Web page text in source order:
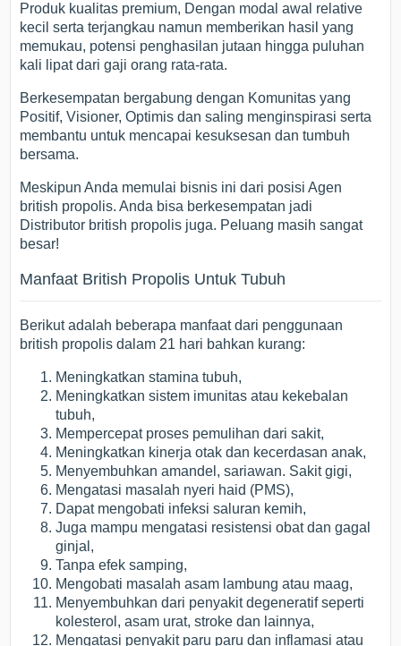
Produk kualitas premium, Dengan modal awal relative
kecil serta terjangkau namun memberikan hasil yang
memukau, potensi penghasilan jutaan hingga puluhan
kali lipat dari gaji orang rata-rata.
Berkesempatan bergabung dengan Komunitas yang
Positif, Visioner, Optimis dan saling menginspirasi serta
membantu untuk mencapai kesuksesan dan tumbuh
bersama.
Meskipun Anda memulai bisnis ini dari posisi Agen
british propolis. Anda bisa berkesempatan jadi
Distributor british propolis juga. Peluang masih sangat
besar!
Manfaat British Propolis Untuk Tubuh
Berikut adalah beberapa manfaat dari penggunaan
british propolis dalam 21 hari bahkan kurang:
Meningkatkan stamina tubuh,
Meningkatkan sistem imunitas atau kekebalan
tubuh,
Mempercepat proses pemulihan dari sakit,
Meningkatkan kinerja otak dan kecerdasan anak,
Menyembuhkan amandel, sariawan. Sakit gigi,
Mengatasi masalah nyeri haid (PMS),
Dapat mengobati infeksi saluran kemih,
Juga mampu mengatasi resistensi obat dan gagal
ginjal,
Tanpa efek samping,
Mengobati masalah asam lambung atau maag,
Menyembuhkan dari penyakit degeneratif seperti
kolesterol, asam urat, stroke dan lainnya,
Mengatasi penyakit paru paru dan inflamasi atau